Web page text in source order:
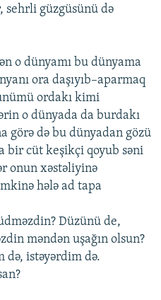
sehrli güzgüsünü də
o dünyamı bu dünyama
ora daşıyıb–aparmaq
ordakı kimi
o dünyada da burdakı
görə də bu dünyadan gözü
bir cüt keşikçi qoyub səni
onun xəstəliyinə
hələ ad tapa
Düzünü de,
məndən uşağın olsun?
də, istəyərdim də.